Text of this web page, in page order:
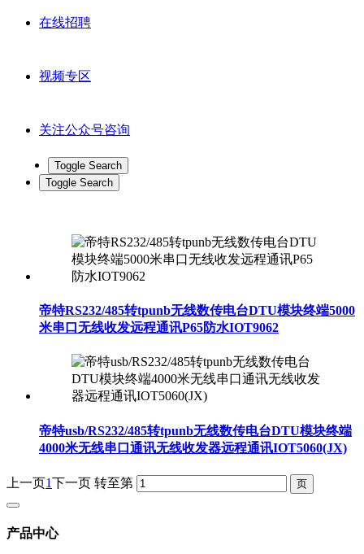
在线招聘
视频专区
关注公众号咨询
Toggle Search
Toggle Search
帝特RS232/485转tpunb无线数传电台DTU模块终端5000
米串口无线收发远程通讯P65防水IOT9062
帝特usb/RS232/485转tpunb无线数传电台DTU模块终端
4000米无线串口通讯无线收发器远程通讯IOT5060(JX)
上一页1下一页 转至第
产品中心